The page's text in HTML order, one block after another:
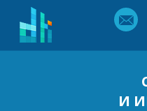
И